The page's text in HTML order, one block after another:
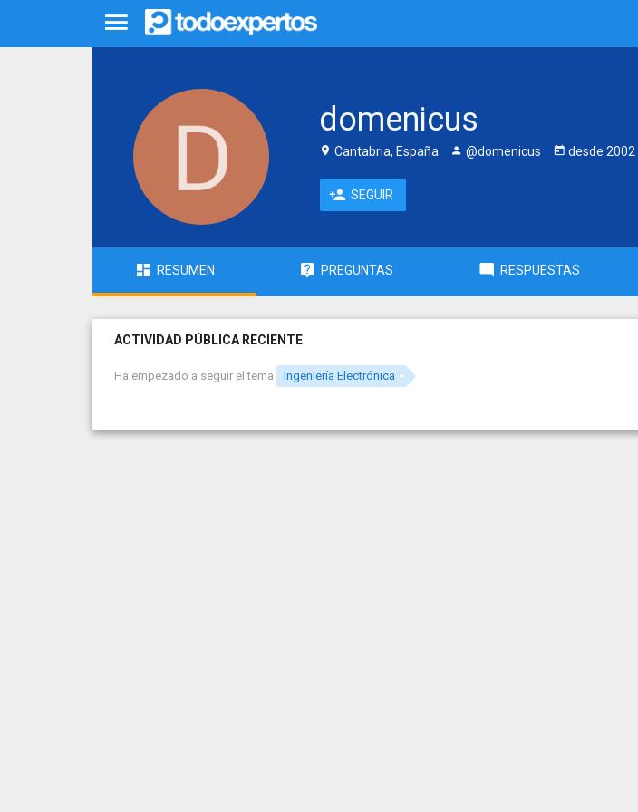
domenicus
Cantabria, España @domenicus desde 2002
SEGUIR
RESUMEN PREGUNTAS RESPUESTAS
ACTIVIDAD PÚBLICA RECIENTE
Ha empezado a seguir el tema Ingeniería Electrónica